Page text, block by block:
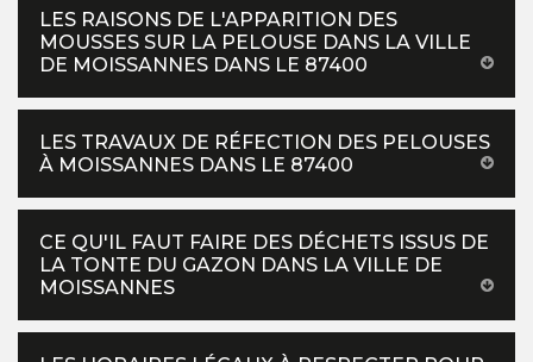
LES RAISONS DE L'APPARITION DES
MOUSSES SUR LA PELOUSE DANS LA VILLE
DE MOISSANNES DANS LE 87400
LES TRAVAUX DE RÉFECTION DES PELOUSES
À MOISSANNES DANS LE 87400
CE QU'IL FAUT FAIRE DES DÉCHETS ISSUS DE
LA TONTE DU GAZON DANS LA VILLE DE
MOISSANNES